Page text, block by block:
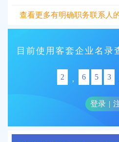
查看更多有明确职务联系人
目前使用客套企业名录
2 , 6 5 3
登录 |